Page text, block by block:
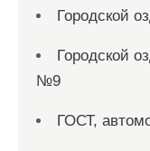
Городской
Городской
№9
ГОСТ,